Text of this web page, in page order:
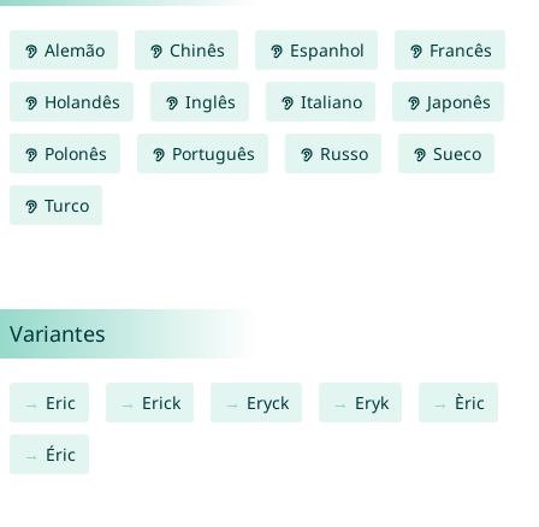
Alemão Chinês Espanhol Francês
Holandês Inglês Italiano Japonês
Polonês Português Russo Sueco
Turco
Variantes
Eric Erick Eryck Eryk Èric
Éric